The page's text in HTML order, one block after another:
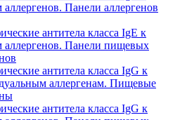
аллергенов. Панели аллергенов
антитела класса IgE к
аллергенов. Панели пищевых
антитела класса IgG к
аллергенам. Пищевые
антитела класса IgG к